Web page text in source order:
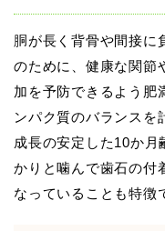
胴が長く背骨や間接に
のために、健康な関節
加を予防できるよう肥
ンパク質のバランスを
成長の安定した10か月
かりと噛んで歯石の付
なっていることも特徴